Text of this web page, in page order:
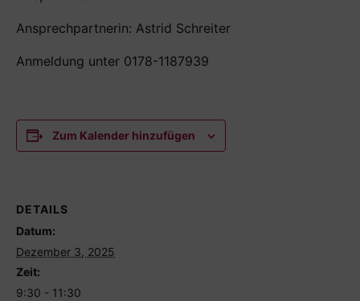
Ansprechpartnerin: Astrid Schreiter
Anmeldung unter 0178-1187939
Zum Kalender hinzufügen
DETAILS
Datum:
Dezember 3, 2025
Zeit:
9:30 - 11:30